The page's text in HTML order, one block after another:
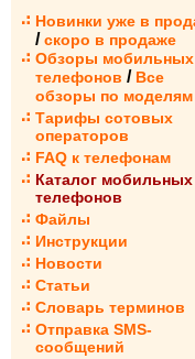
Новинки уже в
/ скоро в продаже
Обзоры мобильных
телефонов / Все
обзоры по моделям
Тарифы сотовых
операторов
FAQ к телефонам
Каталог мобильных
телефонов
Файлы
Инструкции
Новости
Статьи
Словарь терминов
Отправка SMS-
сообщений